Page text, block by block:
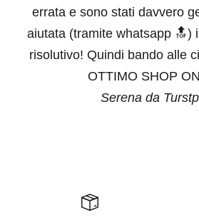
errata e sono stati davvero
aiutata (tramite whatsapp 🔝)
risolutivo! Quindi bando alle
OTTIMO SHOP
Serena da